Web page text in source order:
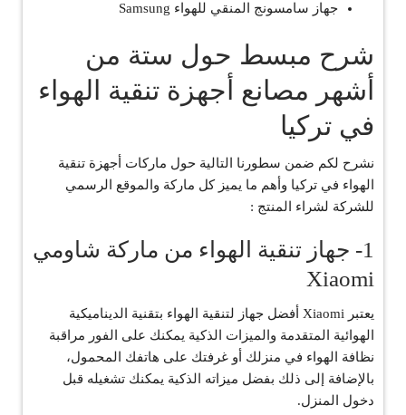
جهاز سامسونج المنقي للهواء Samsung
شرح مبسط حول ستة من
أشهر مصانع أجهزة تنقية الهواء
في تركيا
نشرح لكم ضمن سطورنا التالية حول ماركات أجهزة تنقية
الهواء في تركيا وأهم ما يميز كل ماركة والموقع الرسمي
للشركة لشراء المنتج :
1- جهاز تنقية الهواء من ماركة شاومي
Xiaomi
يعتبر Xiaomi أفضل جهاز لتنقية الهواء بتقنية الديناميكية
الهوائية المتقدمة والميزات الذكية يمكنك على الفور مراقبة
نظافة الهواء في منزلك أو غرفتك على هاتفك المحمول،
بالإضافة إلى ذلك بفضل ميزاته الذكية يمكنك تشغيله قبل
دخول المنزل.